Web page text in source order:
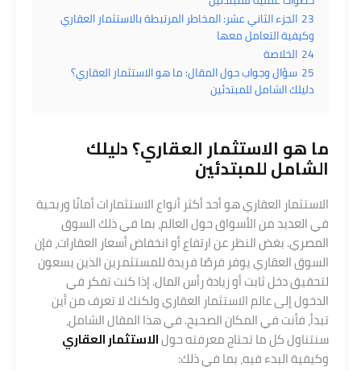
23 الجزء الثاني عشر: المخاطر المرتبطة بالاستثمار العقاري
وكيفية التعامل معها
24 الخلاصة
25 سؤال وجواب حول المقال: ما هو الاستثمار العقاري؟
دليلك الشامل للمبتدئين
ما هو الاستثمار العقاري؟ دليلك
الشامل للمبتدئين
الاستثمار العقاري هو أحد أكثر أنواع الاستثمارات أمانًا وربحية
في العديد من الأسواق حول العالم، بما في ذلك السوق
المصري. بغض النظر عن ارتفاع أو انخفاض أسعار العقارات، فإن
السوق العقاري يوفر فرصًا فريدة للمستثمرين الذين يسعون
لتحقيق دخل ثابت أو زيادة رأس المال. إذا كنت تفكر في
الدخول إلى عالم الاستثمار العقاري ولكنك لا تعرف من أين
تبدأ، فأنت في المكان الصحيح. في هذا المقال الشامل،
سنتناول كل ما تحتاج معرفته حولالاستثمار العقاري
وكيفية البدء فيه، بما في ذلك: